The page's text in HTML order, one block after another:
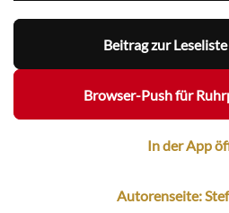
Beitrag zur
Browser-Push für
In der App
Autorenseite: